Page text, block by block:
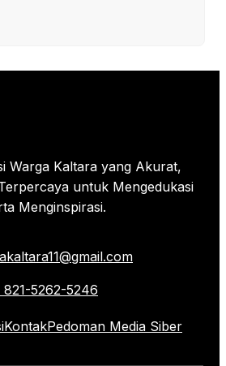
Warga Kaltara yang Akurat,
untuk Mengedukasi
Menginspirasi.
821-5262-5246
KontakPedoman Media Siber